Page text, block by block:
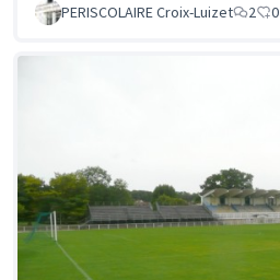
PERISCOLAIRE Croix-Luizet 2 0